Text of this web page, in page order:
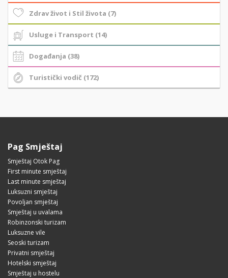
Zdrav život i Stil života (7)
Usluge i Transport (14)
Događanja (38)
Turistički vodič (172)
Pag Smještaj
Smještaj Otok Pag
First minute smještaj
Last minute smještaj
Luksuzni smještaj
Povoljan smještaj
Smještaj u uvalama
Robinzonski turizam
Luksuzne vile
Seoski turizam
Privatni smještaj
Hotelski smještaj
Smještaj u hostelu